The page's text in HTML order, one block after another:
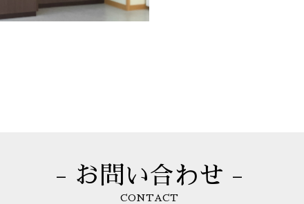
- お問い合わせ -
CONTACT